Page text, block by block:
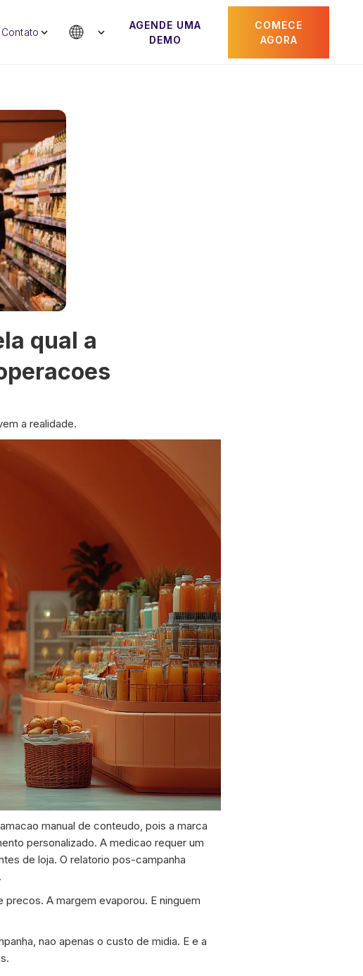
Contato
AGENDE UMA
DEMO
COMECE
AGORA
qual a
a realidade.
manual de conteudo, pois a marca
personalizado. A medicao requer um
de loja. O relatorio pos-campanha
A margem evaporou. E ninguem
nao apenas o custo de midia. E e a